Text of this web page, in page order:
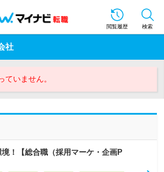
閲覧履歴 検索
社
ていません。
！【総合職（採用マーケ・企画P